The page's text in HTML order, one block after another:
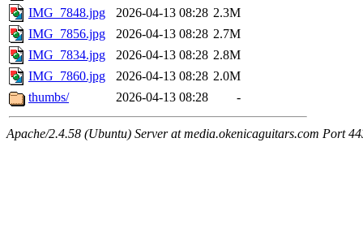
IMG_7848.jpg
2026-04-13 08:28 2.3M
IMG_7856.jpg
2026-04-13 08:28 2.7M
IMG_7834.jpg
2026-04-13 08:28 2.8M
IMG_7860.jpg
2026-04-13 08:28 2.0M
thumbs/
2026-04-13 08:28 -
Apache/2.4.58 (Ubuntu) Server at media.okenicaguitars.com Port